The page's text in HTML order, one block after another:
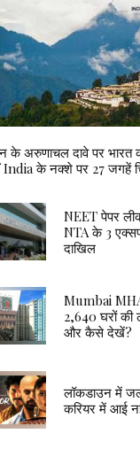
के अरुणाचल दावे पर भारत
के नक्शे पर 27 जगहें
NEET पेपर
NTA के 3
दाखिल
Mumbai
2,640 घरों
और कैसे देखें?
लॉकडाउन में
करियर में आई